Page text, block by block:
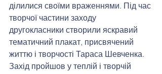
ділилися своїми враженнями. Під час
творчої частини заходу
другокласники створили яскравий
тематичний плакат, присвячений
життю і творчості Тараса Шевченка.
Захід пройшов у теплій і творчій